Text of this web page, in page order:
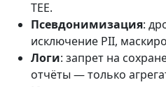
TEE.
Псевдонимизация:
исключение PII,
Логи: запрет на
отчёты — только